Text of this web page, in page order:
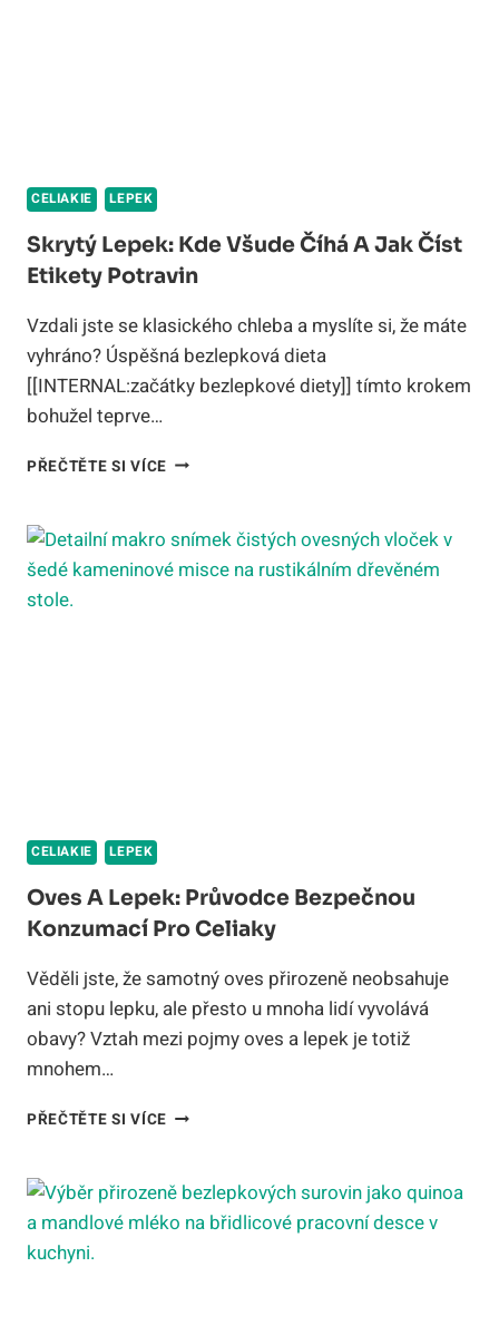
CELIAKIE LEPEK
Skrytý Lepek: Kde Všude Číhá A Jak Číst
Etikety Potravin
Vzdali jste se klasického chleba a myslíte si, že máte
vyhráno? Úspěšná bezlepková dieta
[[INTERNAL:začátky bezlepkové diety]] tímto krokem
bohužel teprve…
PŘEČTĚTE SI VÍCESKRYTÝ
VŠUDE
ČÍHÁ
A
CELIAKIE LEPEK
Oves A Lepek: Průvodce Bezpečnou
Konzumací Pro Celiaky
Věděli jste, že samotný oves přirozeně neobsahuje
ani stopu lepku, ale přesto u mnoha lidí vyvolává
obavy? Vztah mezi pojmy oves a lepek je totiž
mnohem…
PŘEČTĚTE SI VÍCEOVES
PRŮVODCE
BEZPEČNOU
KONZUMACÍ